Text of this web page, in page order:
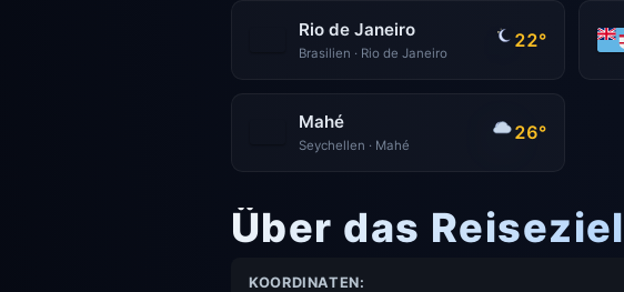
Rio de Janeiro
Brasilien · Rio de Janeiro
22°
Mahé
Seychellen · Mahé
26°
Über das
KOORDINATEN: